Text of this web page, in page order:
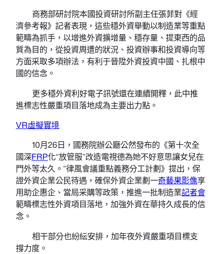
商務部研討院本國投資研討所副主任張菲對《經
濟參考報》記者表現，這些穩外資舉動以制造業等重點
範疇為抓手，以增進外資擴增量、穩存量、提東西的品
質為目的，從投資周遭的狀況、投資辦事和投資導向等
方面采取多項辦法，有利于晉陞外資投資中國、扎根中
國的信念。
更多穩外資利好電子訊號還在連續開釋，此中推
進標志性嚴重項目落地成為主要出力點。
VR虛擬實境
10月26日，國務院辦公廳公然發布的《第十次全
國深FRP化“放管服”改造電視德為她不好意思讓女兒在
門外等太久。”律風會議重點義務分工計劃》提出，保
證外資企業公民待遇，確保外資企業劃一奇藝果影像享
用助企惠企、當局采購等政策，推進一批制造業記者會
範疇標志性外資項目落地，加強外資在華持久成長的信
念。
相干部分也紛紜安排，加年夜外資嚴重項目標支
撐力度。